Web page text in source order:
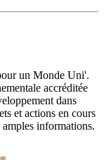
un Monde Uni'.
accréditée
dans
et actions en cours
amples informations.